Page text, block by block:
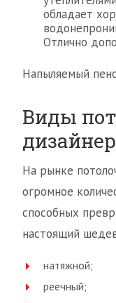
обладает
Отлично
Напыляемый
Виды
На рынке
огромное
способных
настоящий
натяжной;
реечный;